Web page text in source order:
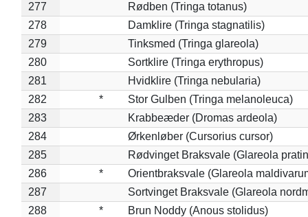
277
Rødben (Tringa totanus)
278
Damklire (Tringa stagnatilis)
279
Tinksmed (Tringa glareola)
280
Sortklire (Tringa erythropus)
281
Hvidklire (Tringa nebularia)
282
*
Stor Gulben (Tringa melanoleuca)
283
Krabbeæder (Dromas ardeola)
284
Ørkenløber (Cursorius cursor)
285
Rødvinget Braksvale (Glareola
286
*
Orientbraksvale (Glareola
287
Sortvinget Braksvale (Glareola
288
*
Brun Noddy (Anous stolidus)